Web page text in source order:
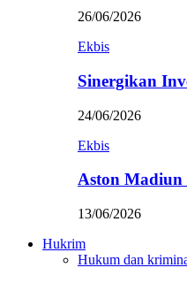
26/06/2026
Ekbis
Sinergikan
24/06/2026
Ekbis
Aston Madiun
13/06/2026
Hukrim
Hukum dan